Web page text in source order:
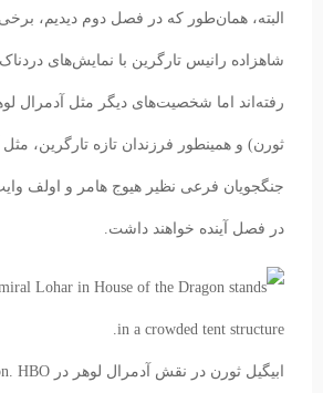
البته، همان‌طور که در فصل دوم دیدیم،
شاهزاده رانیس تارگرین با نمایش‌های دردناک
رفته‌اند اما شخصیت‌های دیگر مثل آدمرال
ثورن) و همینطور فرزندان تازه تارگرین‌،
جنگجویان فرعی نظیر هیوج هامر و اولف
در فصل آینده خواهند داشت.
ابیگیل ثورن در نقش آدمرال لوهر در House of the Dragon. HBO